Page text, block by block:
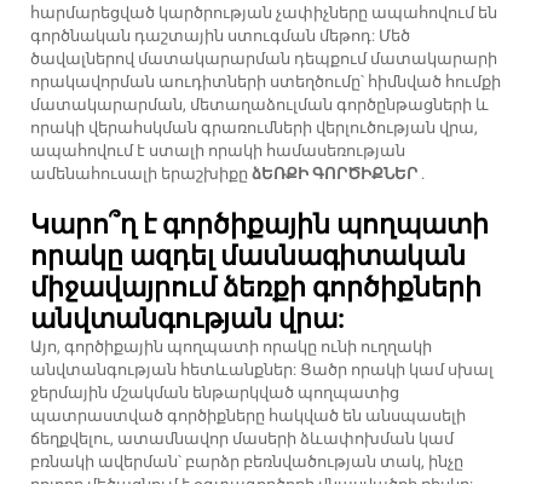
հարմարեցված կարծրության չափիչները ապահովում են
գործնական դաշտային ստուգման մեթոդ: Մեծ
ծավալներով մատակարարման դեպքում մատակարարի
որակավորման աուդիտների ստեղծումը՝ հիմնված հումքի
մատակարարման, մետաղաձուլման գործընթացների և
որակի վերահսկման գրառումների վերլուծության վրա,
ապահովում է ստալի որակի համասեռության
ամենահուսալի երաշխիքը ձԵՌՔԻ ԳՈՐԾԻՔՆԵՐ .
Կարո՞ղ է գործիքային պողպատի
որակը ազդել մասնագիտական
միջավայրում ձեռքի գործիքների
անվտանգության վրա:
Այո, գործիքային պողպատի որակը ունի ուղղակի
անվտանգության հետևանքներ: Ցածր որակի կամ սխալ
ջերմային մշակման ենթարկված պողպատից
պատրաստված գործիքները հակված են անսպասելի
ճեղքվելու, ատամնավոր մասերի ձևափոխման կամ
բռնակի ավերման՝ բարձր բեռնվածության տակ, ինչը